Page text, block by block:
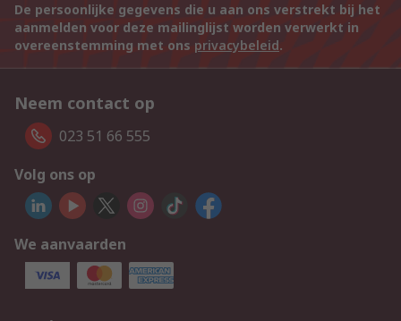
De persoonlijke gegevens die u aan ons verstrekt bij het
aanmelden voor deze mailinglijst worden verwerkt in
overeenstemming met ons privacybeleid.
Neem contact op
023 51 66 555
Volg ons op
We aanvaarden